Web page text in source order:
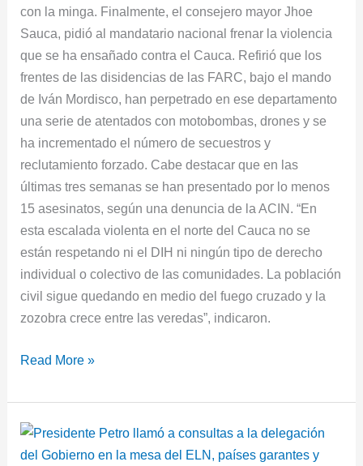
con la minga. Finalmente, el consejero mayor Jhoe
Sauca, pidió al mandatario nacional frenar la violencia
que se ha ensañado contra el Cauca. Refirió que los
frentes de las disidencias de las FARC, bajo el mando
de Iván Mordisco, han perpetrado en ese departamento
una serie de atentados con motobombas, drones y se
ha incrementado el número de secuestros y
reclutamiento forzado. Cabe destacar que en las
últimas tres semanas se han presentado por lo menos
15 asesinatos, según una denuncia de la ACIN. “En
esta escalada violenta en el norte del Cauca no se
están respetando ni el DIH ni ningún tipo de derecho
individual o colectivo de las comunidades. La población
civil sigue quedando en medio del fuego cruzado y la
zozobra crece entre las veredas”, indicaron.
Read More »
Presidente
Petro